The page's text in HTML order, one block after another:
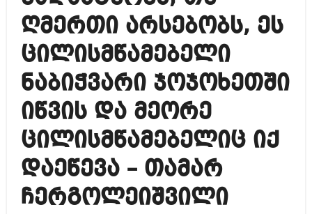
ღმერთი არსებობს, ეს
ცილისმწამებელი
ნაბიჭვარი ჯოჯოხეთში
იწვის და მეორე
ცილისმწამებელიც იქ
დაეწევა – თამარ
ჩერგოლეიშვილი